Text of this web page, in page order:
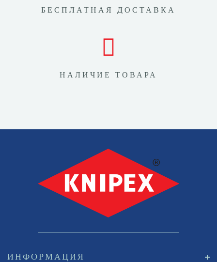
БЕСПЛАТНАЯ ДОСТАВКА
НАЛИЧИЕ ТОВАРА
ИНФОРМАЦИЯ